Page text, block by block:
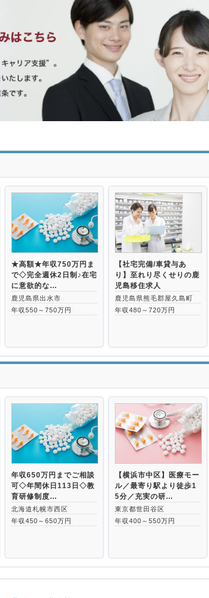
★高額★年収750万円ま
で◇完全週休2日制♪在宅
に意欲的な…
鹿児島県出水市
年収550～750万円
【社宅完備/車貸与あ
り】至れり尽くせりの鹿
児島移住求人
鹿児島県熊毛郡屋久島町
年収480～720万円
年収650万円までご相談
可◇年間休日113日◇教
育研修制度…
北海道札幌市西区
年収450～650万円
【横浜市中区】医療モー
ル／最寄り駅より徒歩1
5分／充実の研…
東京都世田谷区
年収400～550万円